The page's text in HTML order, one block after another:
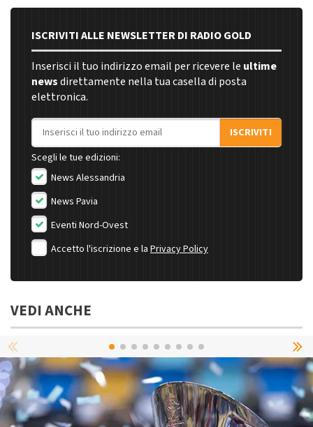
ISCRIVITI ALLE NEWSLETTER DI RADIO GOLD
Inserisci il tuo indirizzo email per ricevere le ultime
newsdirettamente nella tua casella di posta
elettronica.
Indirizzo email
ISCRIVITI
Scegli le tue edizioni:
News Alessandria
News Pavia
Eventi Nord-Ovest
Accetto l'iscrizione e la Privacy Policy
VEDI ANCHE